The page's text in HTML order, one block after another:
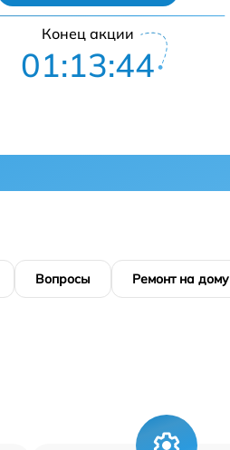
Конец акции
01:13:43
Вопросы Ремонт на дому